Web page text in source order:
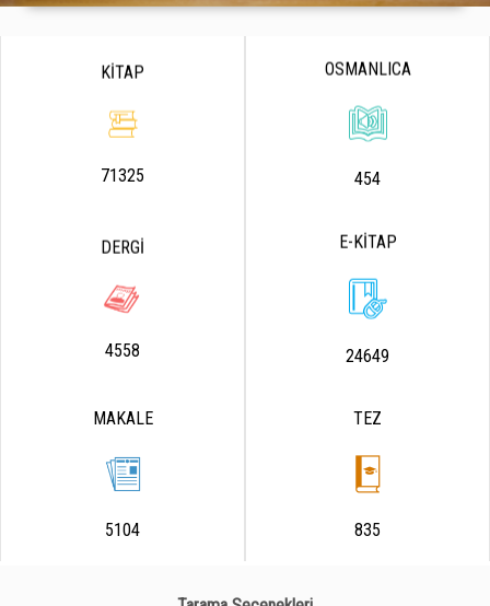
KİTAP
71325
OSMANLICA
454
DERGİ
4558
E-KİTAP
24649
MAKALE
5104
TEZ
835